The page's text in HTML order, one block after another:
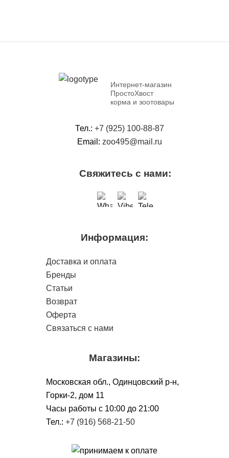
Интернет-магазин
ПростоХвост
корма и зоотовары
Тел.:+7 (925) 100-88-87
Email:zoo495@mail.ru
Свяжитесь с нами:
Информация:
Доставка и оплата
Бренды
Статьи
Возврат
Оферта
Связаться с нами
Магазины:
Московская обл., Одинцовский р-н,
Горки-2, дом 11
Чacы работы с 10:00 до 21:00
Тел.:+7 (916) 568-21-50